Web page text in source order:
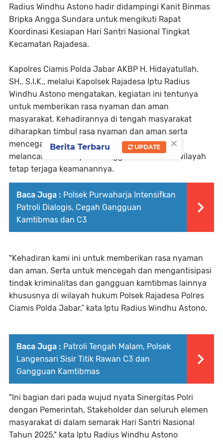
Radius Windhu Astono hadir didampingi Kanit Binmas
Bripka Angga Sundara untuk mengikuti Rapat
Koordinasi Kesiapan Hari Santri Nasional Tingkat
Kecamatan Rajadesa.
Kapolres Ciamis Polda Jabar AKBP H. Hidayatullah,
SH., S.I.K., melalui Kapolsek Rajadesa Iptu Radius
Windhu Astono mengatakan, kegiatan ini tentunya
untuk memberikan rasa nyaman dan aman
masyarakat. Kehadirannya di tengah masyarakat
diharapkan timbul rasa nyaman dan aman serta
mencegah niat para pelaku kejahatan dalam
melancarkan aksinya. Sehingga kondusifitas wilayah
tetap terjaga keamanannya.
Baca Juga : Polsek Purwaharja Intensifkan
Patroli Dialogis, Cegah Gangguan
Kamtibmas dan C3
"Kehadiran kami ini untuk memberikan rasa nyaman
dan aman. Serta untuk mencegah dan mengantisipasi
tindak kriminalitas dan gangguan kamtibmas lainnya
khususnya di wilayah hukum Polsek Rajadesa Polres
Ciamis Polda Jabar,” kata Iptu Radius Windhu Astono.
Baca Juga : Patroli Tengah Malam, Polsek
Langensari Sisir Titik Rawan C3 dan
Gangguan Kamtibmas
"Ini bagian dari pada wujud nyata Sinergitas Polri
dengan Pemerintah, Stakeholder dan seluruh elemen
masyarakat di dalam semarak Hari Santri Nasional
Tahun 2025," kata Iptu Radius Windhu Astono
×
Berita Terbaru UPDATE